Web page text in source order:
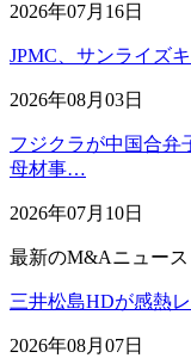
2026年07月16日
JPMC、サンライズ
2026年08月03日
フジクラが中国合
母材事…
2026年07月10日
最新のM&Aニュース
三井松島HDが感熱
2026年08月07日